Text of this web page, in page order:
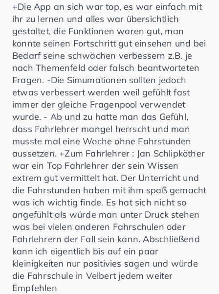
+Die App an sich war top, es war einfach mit
ihr zu lernen und alles war übersichtlich
gestaltet, die Funktionen waren gut, man
konnte seinen Fortschritt gut einsehen und bei
Bedarf seine schwächen verbessern z.B. je
nach Themenfeld oder falsch beantworteten
Fragen. -Die Simumationen sollten jedoch
etwas verbessert werden weil gefühlt fast
immer der gleiche Fragenpool verwendet
wurde. - Ab und zu hatte man das Gefühl,
dass Fahrlehrer mangel herrscht und man
musste mal eine Woche ohne Fahrstunden
aussetzen. +Zum Fahrlehrer : Jan Schlipköther
war ein Top Fahrlehrer der sein Wissen
extrem gut vermittelt hat. Der Unterricht und
die Fahrstunden haben mit ihm spaß gemacht
was ich wichtig finde. Es hat sich nicht so
angefühlt als würde man unter Druck stehen
was bei vielen anderen Fahrschulen oder
Fahrlehrern der Fall sein kann. Abschließend
kann ich eigentlich bis auf ein paar
kleinigkeiten nur positivies sagen und würde
die Fahrschule in Velbert jedem weiter
Empfehlen